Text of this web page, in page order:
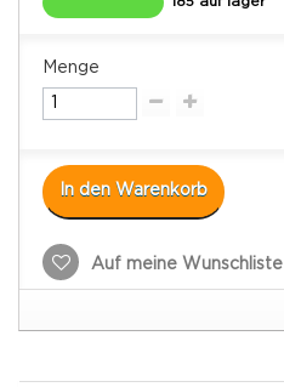
Menge
In den Warenkorb
Auf meine Wunschliste